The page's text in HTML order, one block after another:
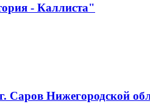
- Каллиста"
Саров Нижегородской